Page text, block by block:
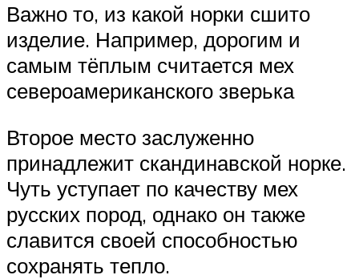
Важно то, из какой норки сшито
изделие. Например, дорогим и
самым тёплым считается мех
североамериканского зверька
Второе место заслуженно
принадлежит скандинавской норке.
Чуть уступает по качеству мех
русских пород, однако он также
славится своей способностью
сохранять тепло.